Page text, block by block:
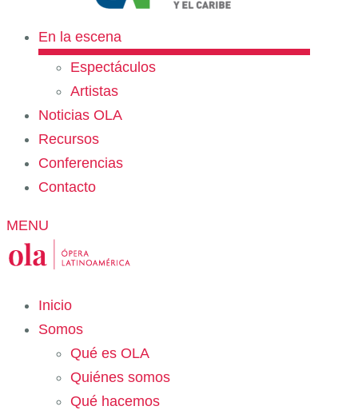
En la escena
Espectáculos
Artistas
Noticias OLA
Recursos
Conferencias
Contacto
MENU
Inicio
Somos
Qué es OLA
Quiénes somos
Qué hacemos